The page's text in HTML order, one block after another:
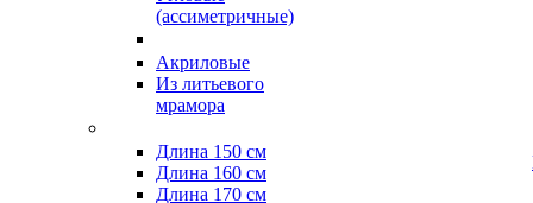
(ассиметричные)
Акриловые
Из литьевого
мрамора
Длина 150 см
Длина 160 см
Длина 170 см